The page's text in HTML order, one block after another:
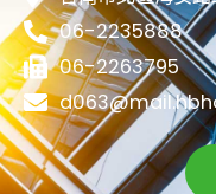
06-2235888
06-2263795